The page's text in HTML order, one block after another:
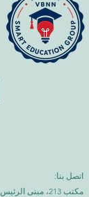
اتصل بنا:
مكتب 213، مبنى الرئيس التنفيذي في مجمع دبي للاستثمار، دبي، الإمارات العربية المتحدة